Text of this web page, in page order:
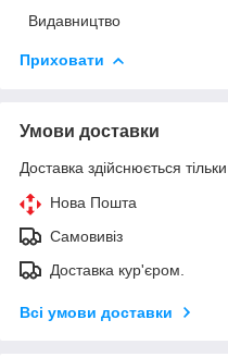
Видавництво
Приховати
Умови доставки
Доставка здійснюється
Нова Пошта
Самовивіз
Доставка кур'єром.
Всі умови доставки